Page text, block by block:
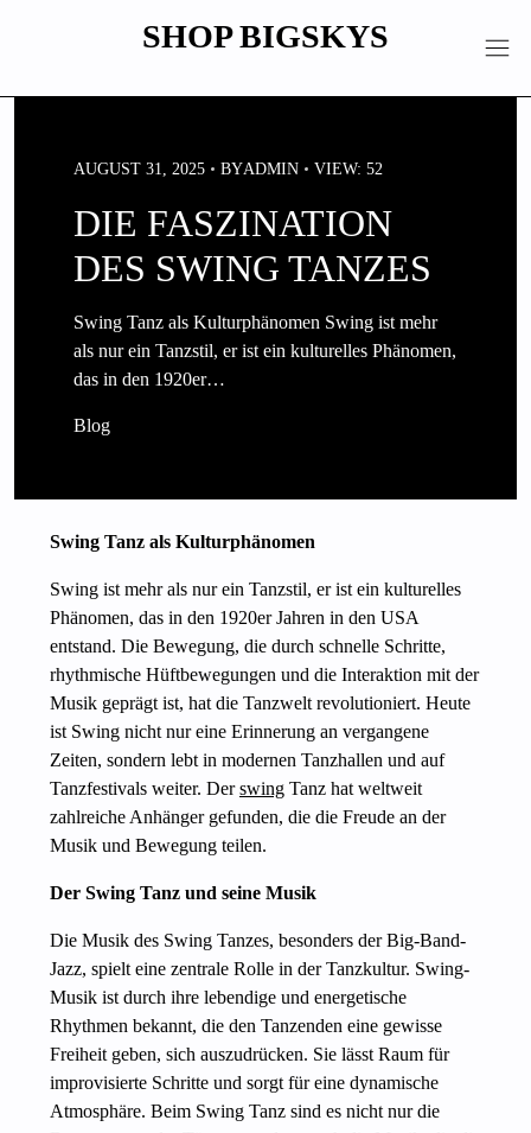
SHOP BIGSKYS
AUGUST 31, 2025 BYADMIN VIEW: 52
DIE FASZINATION
DES SWING TANZES
Swing Tanz als Kulturphänomen Swing ist mehr
als nur ein Tanzstil, er ist ein kulturelles Phänomen,
das in den 1920er…
Blog
Swing Tanz als Kulturphänomen
Swing ist mehr als nur ein Tanzstil, er ist ein kulturelles
Phänomen, das in den 1920er Jahren in den USA
entstand. Die Bewegung, die durch schnelle Schritte,
rhythmische Hüftbewegungen und die Interaktion mit der
Musik geprägt ist, hat die Tanzwelt revolutioniert. Heute
ist Swing nicht nur eine Erinnerung an vergangene
Zeiten, sondern lebt in modernen Tanzhallen und auf
Tanzfestivals weiter. Derswing Tanz hat weltweit
zahlreiche Anhänger gefunden, die die Freude an der
Musik und Bewegung teilen.
Der Swing Tanz und seine Musik
Die Musik des Swing Tanzes, besonders der Big-Band-
Jazz, spielt eine zentrale Rolle in der Tanzkultur. Swing-
Musik ist durch ihre lebendige und energetische
Rhythmen bekannt, die den Tanzenden eine gewisse
Freiheit geben, sich auszudrücken. Sie lässt Raum für
improvisierte Schritte und sorgt für eine dynamische
Atmosphäre. Beim Swing Tanz sind es nicht nur die